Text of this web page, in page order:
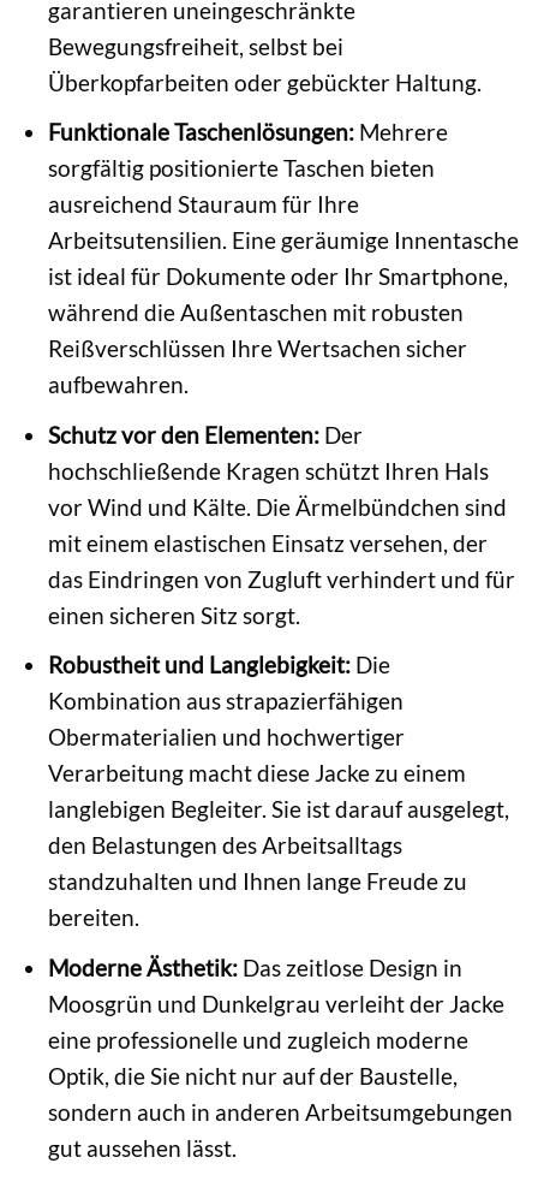
garantieren uneingeschränkte
Bewegungsfreiheit, selbst bei
Überkopfarbeiten oder gebückter Haltung.
Funktionale Taschenlösungen:Mehrere
sorgfältig positionierte Taschen bieten
ausreichend Stauraum für Ihre
Arbeitsutensilien. Eine geräumige Innentasche
ist ideal für Dokumente oder Ihr Smartphone,
während die Außentaschen mit robusten
Reißverschlüssen Ihre Wertsachen sicher
aufbewahren.
Schutz vor den Elementen:Der
hochschließende Kragen schützt Ihren Hals
vor Wind und Kälte. Die Ärmelbündchen sind
mit einem elastischen Einsatz versehen, der
das Eindringen von Zugluft verhindert und für
einen sicheren Sitz sorgt.
Robustheit und Langlebigkeit:Die
Kombination aus strapazierfähigen
Obermaterialien und hochwertiger
Verarbeitung macht diese Jacke zu einem
langlebigen Begleiter. Sie ist darauf ausgelegt,
den Belastungen des Arbeitsalltags
standzuhalten und Ihnen lange Freude zu
bereiten.
Moderne Ästhetik:Das zeitlose Design in
Moosgrün und Dunkelgrau verleiht der Jacke
eine professionelle und zugleich moderne
Optik, die Sie nicht nur auf der Baustelle,
sondern auch in anderen Arbeitsumgebungen
gut aussehen lässt.